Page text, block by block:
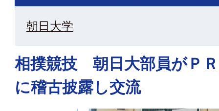
朝日大学
相撲競技 朝日大部員がＰ
に稽古披露し交流